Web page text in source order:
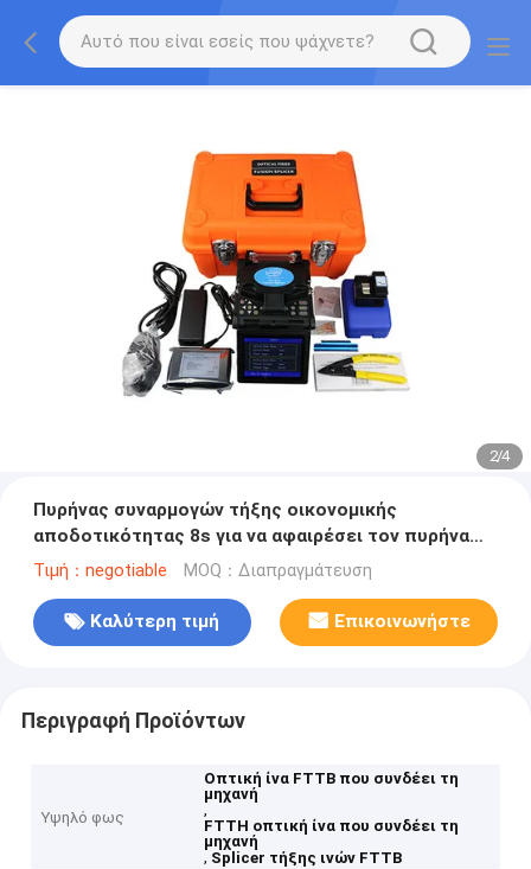
2/4
Πυρήνας συναρμογών τήξης οικονομικής
αποδοτικότητας 8s για να αφαιρέσει τον πυρήνα
την ευθυγράμμιση 3 σε 1 οπτική ίνα κατόχων
Τιμή：negotiable MOQ：Διαπραγμάτευση
Καλύτερη τιμή Επικοινωνήστε
Περιγραφή Προϊόντων
Υψηλό φως
Οπτική ίνα FTTB που συνδέει τη
μηχανή
,
FTTH οπτική ίνα που συνδέει τη
μηχανή
, Splicer τήξης ινών FTTB